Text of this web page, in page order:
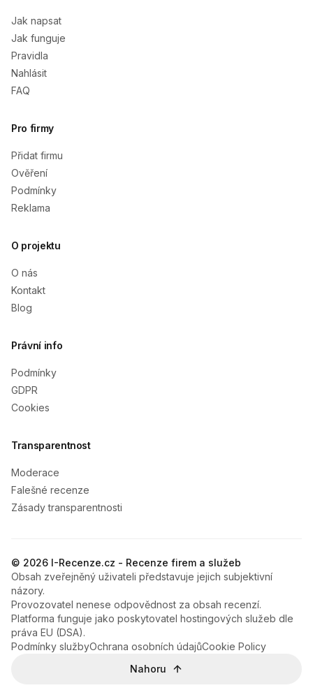
Jak napsat
Jak funguje
Pravidla
Nahlásit
FAQ
Pro firmy
Přidat firmu
Ověření
Podmínky
Reklama
O projektu
O nás
Kontakt
Blog
Právní info
Podmínky
GDPR
Cookies
Transparentnost
Moderace
Falešné recenze
Zásady transparentnosti
© 2026 I-Recenze.cz - Recenze firem a služeb
Obsah zveřejněný uživateli představuje jejich subjektivní
názory.
Provozovatel nenese odpovědnost za obsah recenzí.
Platforma funguje jako poskytovatel hostingových služeb dle
práva EU (DSA).
Podmínky službyOchrana osobních údajůCookie Policy
Nahoru